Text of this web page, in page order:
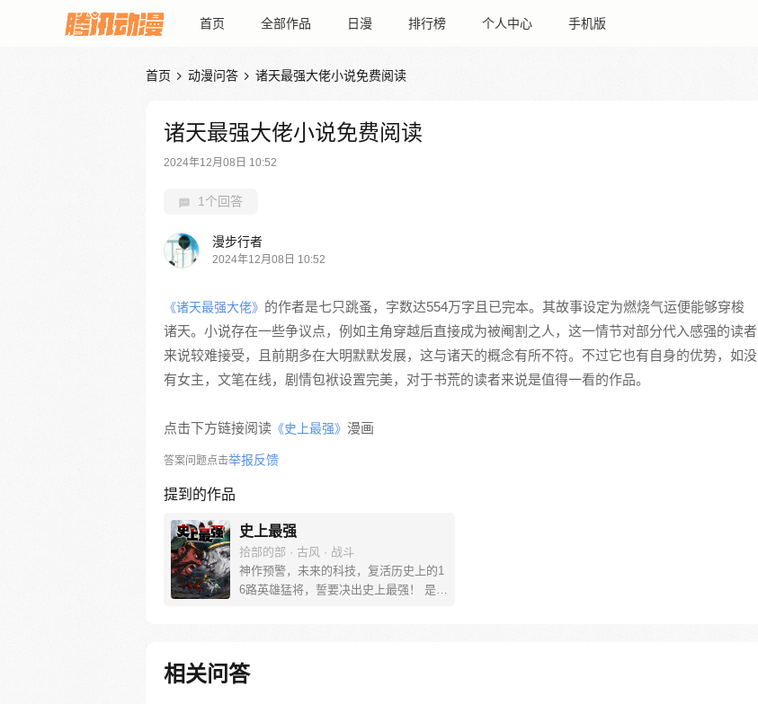
首页 全部作品 日漫 排行榜 个人中心 手机版
首页  动漫问答  诸天最强大佬小说免费阅读
诸天最强大佬小说免费阅读
2024年12月08日 10:52
1个回答
漫步行者
2024年12月08日 10:52
《诸天最强大佬》 的作者是七只跳蚤，字数达554万字且已完本。其故事设定为燃烧气运便能够穿梭
诸天。小说存在一些争议点，例如主角穿越后直接成为被阉割之人，这一情节对部分代入感强的读者
来说较难接受，且前期多在大明默默发展，这与诸天的概念有所不符。不过它也有自身的优势，如没
有女主，文笔在线，剧情包袱设置完美，对于书荒的读者来说是值得一看的作品。
点击下方链接阅读 《史上最强》 漫画
答案问题点击举报反馈
提到的作品
史上最强
拾部的部 · 古风 · 战斗
神作预警，未来的科技，复活历史上的1
6路英雄猛将，誓要决出史上最强！ 是武
相关问答